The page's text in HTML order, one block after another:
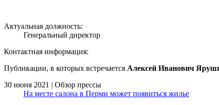
Актуальная должность:
Генеральный директор
Контактная информация:
Публикации, в которых встречается Алексей Иванович
30 июня 2021 | Обзор прессы
На месте салона в Перми может появиться жилье